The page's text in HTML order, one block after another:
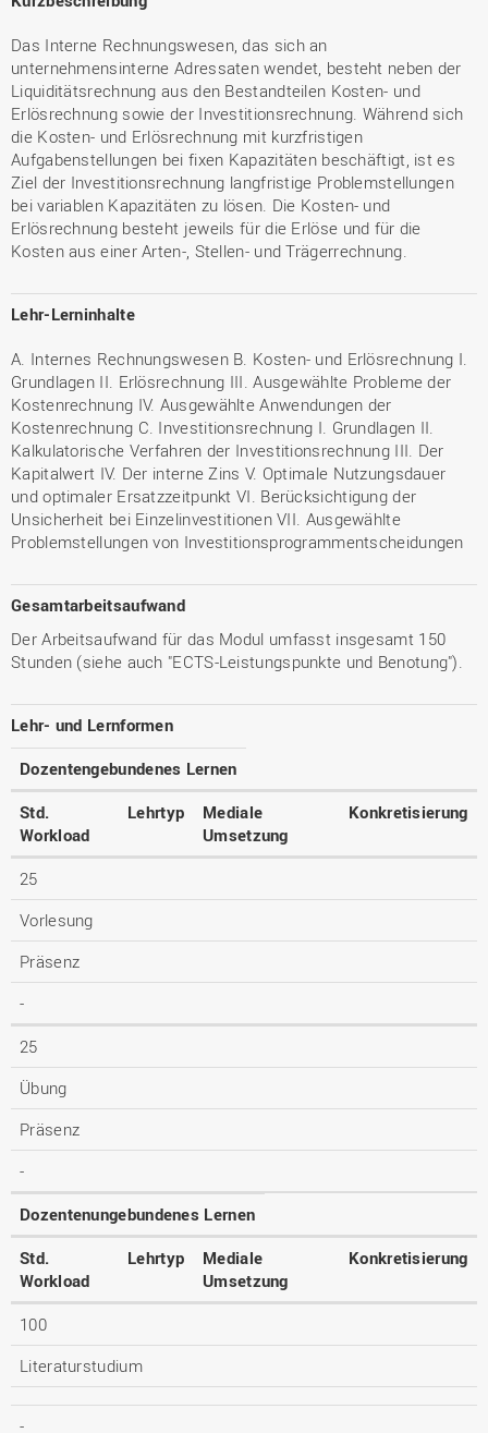
Das Interne Rechnungswesen, das sich an
unternehmensinterne Adressaten wendet, besteht neben der
Liquiditätsrechnung aus den Bestandteilen Kosten- und
Erlösrechnung sowie der Investitionsrechnung. Während sich
die Kosten- und Erlösrechnung mit kurzfristigen
Aufgabenstellungen bei fixen Kapazitäten beschäftigt, ist es
Ziel der Investitionsrechnung langfristige Problemstellungen
bei variablen Kapazitäten zu lösen. Die Kosten- und
Erlösrechnung besteht jeweils für die Erlöse und für die
Kosten aus einer Arten-, Stellen- und Trägerrechnung.
Lehr-Lerninhalte
A. Internes Rechnungswesen B. Kosten- und Erlösrechnung I.
Grundlagen II. Erlösrechnung III. Ausgewählte Probleme der
Kostenrechnung IV. Ausgewählte Anwendungen der
Kostenrechnung C. Investitionsrechnung I. Grundlagen II.
Kalkulatorische Verfahren der Investitionsrechnung III. Der
Kapitalwert IV. Der interne Zins V. Optimale Nutzungsdauer
und optimaler Ersatzzeitpunkt VI. Berücksichtigung der
Unsicherheit bei Einzelinvestitionen VII. Ausgewählte
Problemstellungen von Investitionsprogrammentscheidungen
Gesamtarbeitsaufwand
Der Arbeitsaufwand für das Modul umfasst insgesamt 150
Stunden (siehe auch "ECTS-Leistungspunkte und Benotung").
Lehr- und Lernformen
Dozentengebundenes Lernen
Std.
Workload
Lehrtyp
Mediale
Umsetzung
Konkretisierung
25
Vorlesung
Präsenz
-
25
Übung
Präsenz
-
Dozentenungebundenes Lernen
Std.
Workload
Lehrtyp
Mediale
Umsetzung
Konkretisierung
100
Literaturstudium
-